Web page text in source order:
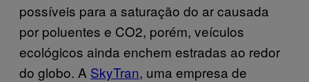
possíveis para a saturação do ar causada
por poluentes e CO2, porém, veículos
ecológicos ainda enchem estradas ao redor
do globo. A SkyTran, uma empresa de